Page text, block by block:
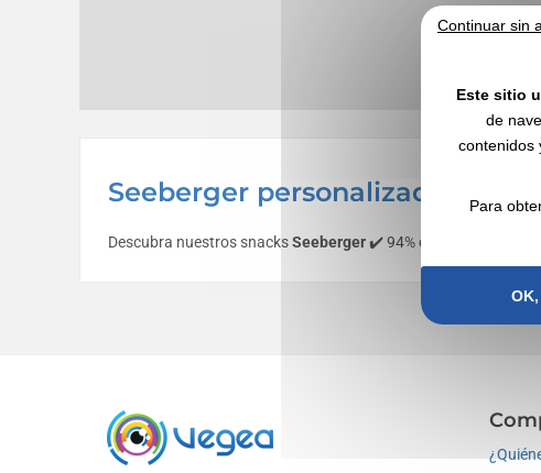
Seeberger personalizado con
Descubra nuestros snacksSeeberger✔️ 94% de clientes
Continuar sin
Este sitio
de
contenidos
Para